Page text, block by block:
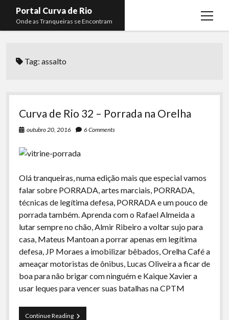
Portal Curva de Rio
Onde as Tranqueiras se Encontram
open
menu
Curva de Rio
Boca do Lixo
Rachão na Beira do RIo
Arquivo CDR
Papo Tranqueira
A Ripa É a Lei
Especiais
Preliminares
Membros
Mateus Mantoan
Rafael Almeida
Tag:assalto
Curva de Rio 32 – Porrada na Orelha
outubro 20, 2016 6 Comments
Olá tranqueiras, numa edição mais que especial vamos
falar sobre PORRADA, artes marciais, PORRADA,
técnicas de legítima defesa, PORRADA e um pouco de
porrada também. Aprenda com o Rafael Almeida a
lutar sempre no chão, Almir Ribeiro a voltar sujo para
casa, Mateus Mantoan a porrar apenas em legítima
defesa, JP Moraes a imobilizar bêbados, Orelha Café a
ameaçar motoristas de ônibus, Lucas Oliveira a ficar de
boa para não brigar com ninguém e Kaique Xavier a
usar leques para vencer suas batalhas na CPTM
Continue ReadingCurva